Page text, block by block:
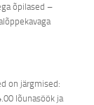
õpilased –
on järgmised:
lõunasöök ja